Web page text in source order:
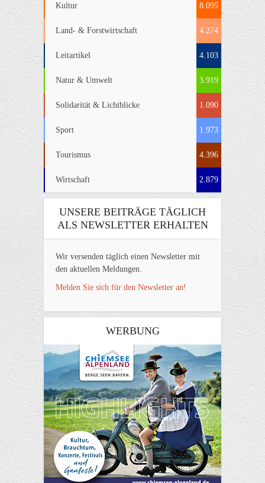
Kultur 8.095
Land- & Forstwirtschaft 4.274
Leitartikel 4.103
Natur & Umwelt 3.919
Solidarität & Lichtblicke 1.090
Sport 1.973
Tourismus 4.396
Wirtschaft 2.879
UNSERE BEITRÄGE TÄGLICH
ALS NEWSLETTER ERHALTEN
Wir versenden täglich einen Newsletter mit
den aktuellen Meldungen.
Melden Sie sich für den Newsletter an!
WERBUNG